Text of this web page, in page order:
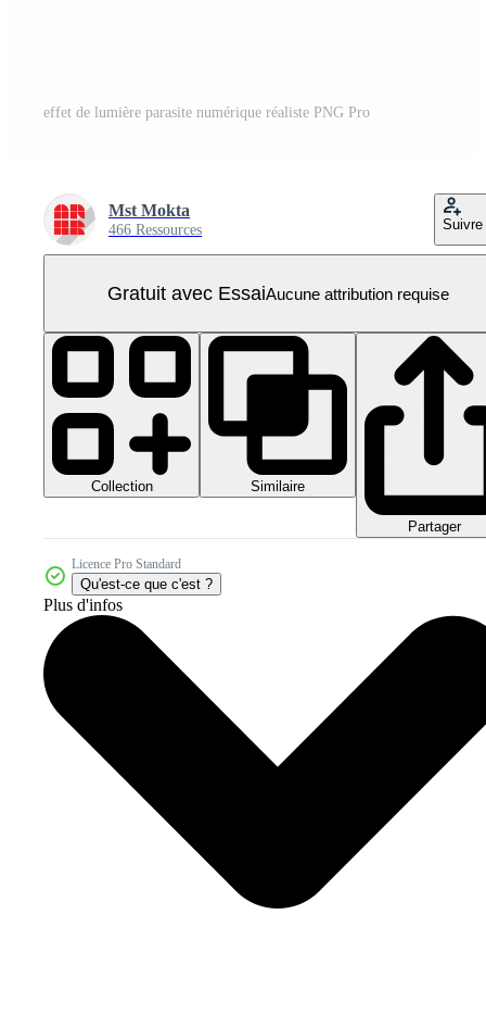
effet de lumière parasite numérique réaliste PNG Pro
Mst Mokta
466 Ressources Suivre
Gratuit avec EssaiAucune attribution requise
Collection Similaire
Partager
Licence Pro Standard
Qu'est-ce que c'est ?
Plus d'infos